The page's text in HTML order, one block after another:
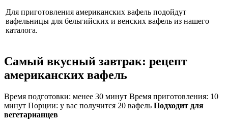
Для приготовления американских вафель подойдут
вафельницы для бельгийских и венских вафель из нашего
каталога.
Самый вкусный завтрак: рецепт
американских вафель
Время подготовки: менее 30 минут Время приготовления: 10
минут Порции: у вас получится 20 вафель Подходит для
вегетарианцев